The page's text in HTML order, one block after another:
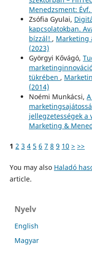
Menedzsment:
Zsófia Gyulai,
kapcsolatokban.
bízzál! , Marketing
(2023)
Györgyi Kővágó,
tükrében ,
(2014)
Noémi Munkácsi,
jellegzetességek a
Marketing &
1 2 3 4 5 6 7 8 9 10 > >>
You may also Haladó
article.
Nyelv
English
Magyar